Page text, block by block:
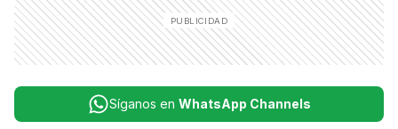
2016, 2017 y 2018, 2019, en homenaje al "Día Internacional del
Migrante". Exconcejero en dos periodos del Consejo
Nacional de Migrantes de la sociedad civil de la República de
Chile.(COSOC).
Síganos en WhatsApp Channels